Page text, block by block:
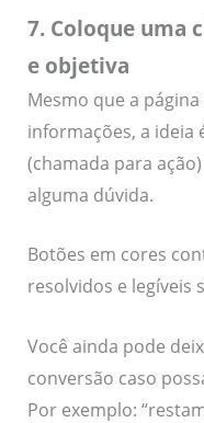
7. Coloque uma
e objetiva
Mesmo que a
informações, a ideia
(chamada para
alguma dúvida.
Botões em cores
resolvidos e legíveis
Você ainda pode
conversão caso
Por exemplo: